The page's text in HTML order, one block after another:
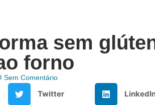
sem
forno
Sem Comentário
Twitter